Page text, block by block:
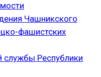
Чашникского
фашистских
службы Республики